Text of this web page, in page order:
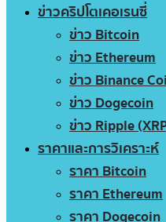
ข่าวคริปโตเคอเรนซี่
ข่าว Bitcoin
ข่าว Ethereum
ข่าว Binance
ข่าว Dogecoin
ข่าว Ripple
ราคาและการวิเคราะห์
ราคา Bitcoin
ราคา Ethereum
ราคา Dogecoin